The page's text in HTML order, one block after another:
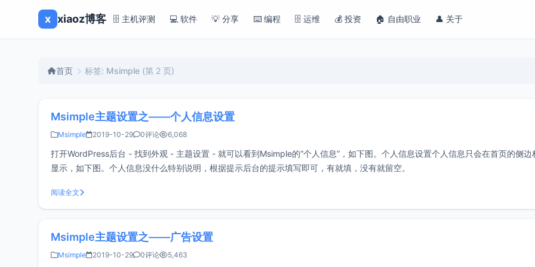
x xiaoz博客 🗄️ 主机评测 💻 软件 💡 分享 ⌨️ 编程 🗄️ 运维 💰 投资 🏠 自由职业 👤 关于
首页 标签: Msimple (第 2 页)
Msimple主题设置之——个人信息设置
Msimple 2019-10-29 0评论 6,068
打开WordPress后台 - 找到外观 - 主题设置 - 就可以看到Msimple的“个人信息”，如下图。个人信息设置个人信息只会在首页的侧边
显示，如下图。个人信息没什么特别说明，根据提示后台的提示填写即可，有就填，没有就留空。
阅读全文
Msimple主题设置之——广告设置
Msimple 2019-10-29 0评论 5,463